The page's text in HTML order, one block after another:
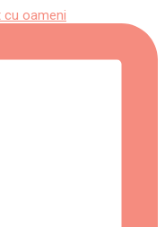
cu oameni